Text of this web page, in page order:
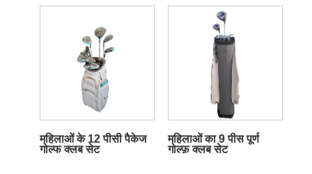
महिलाओं के 12 पीसी पैकेज
गोल्फ क्लब सेट
महिलाओं का 9 पीस पूर्ण
गोल्फ़ क्लब सेट